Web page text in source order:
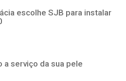
escolhe SJB para instalar
a serviço da sua pele